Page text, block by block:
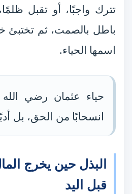
تترك واجبًا، أو تقبل
باطل بالصمت، ثم تختبئ
اسمها الحياء.
حياء عثمان رضي
انسحابًا من الحق، بل
البذل حين يخرج
قبل اليد